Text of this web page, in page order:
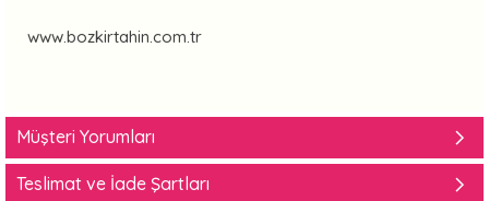
www.bozkirtahin.com.tr
Müşteri Yorumları
Teslimat ve İade Şartları